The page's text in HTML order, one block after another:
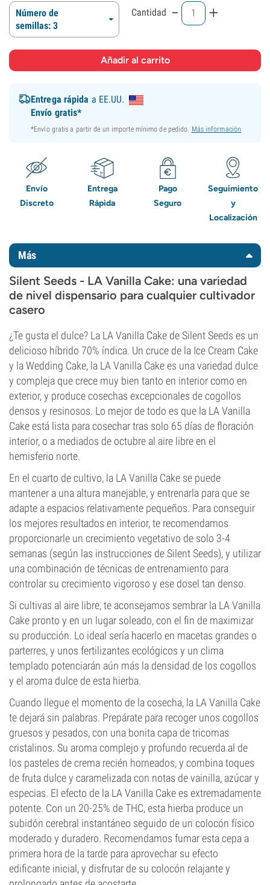
Número de
semillas: 3
Cantidad - +
Entrega rápida a EE.UU.
Envío gratis*
*Envío gratis a partir de un importe mínimo de pedido. Más información
Envío
Discreto
Entrega
Rápida
Pago
Seguro
Seguimiento
y
Localización
Más
Silent Seeds - LA Vanilla Cake: una variedad
de nivel dispensario para cualquier cultivador
casero
¿Te gusta el dulce? La LA Vanilla Cake de Silent Seeds es un
delicioso híbrido 70% índica. Un cruce de la Ice Cream Cake
y la Wedding Cake, la LA Vanilla Cake es una variedad dulce
y compleja que crece muy bien tanto en interior como en
exterior, y produce cosechas excepcionales de cogollos
densos y resinosos. Lo mejor de todo es que la LA Vanilla
Cake está lista para cosechar tras solo 65 días de floración
interior, o a mediados de octubre al aire libre en el
hemisferio norte.
En el cuarto de cultivo, la LA Vanilla Cake se puede
mantener a una altura manejable, y entrenarla para que se
adapte a espacios relativamente pequeños. Para conseguir
los mejores resultados en interior, te recomendamos
proporcionarle un crecimiento vegetativo de solo 3-4
semanas (según las instrucciones de Silent Seeds), y utilizar
una combinación de técnicas de entrenamiento para
controlar su crecimiento vigoroso y ese dosel tan denso.
Si cultivas al aire libre, te aconsejamos sembrar la LA Vanilla
Cake pronto y en un lugar soleado, con el fin de maximizar
su producción. Lo ideal sería hacerlo en macetas grandes o
parterres, y unos fertilizantes ecológicos y un clima
templado potenciarán aún más la densidad de los cogollos
y el aroma dulce de esta hierba.
Cuando llegue el momento de la cosecha, la LA Vanilla Cake
te dejará sin palabras. Prepárate para recoger unos cogollos
gruesos y pesados, con una bonita capa de tricomas
cristalinos. Su aroma complejo y profundo recuerda al de
los pasteles de crema recién horneados, y combina toques
de fruta dulce y caramelizada con notas de vainilla, azúcar y
especias. El efecto de la LA Vanilla Cake es extremadamente
potente. Con un 20-25% de THC, esta hierba produce un
subidón cerebral instantáneo seguido de un colocón físico
moderado y duradero. Recomendamos fumar esta cepa a
primera hora de la tarde para aprovechar su efecto
edificante inicial, y disfrutar de su colocón relajante y